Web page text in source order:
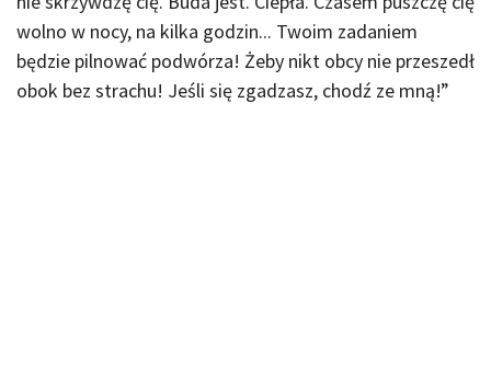
wolno w nocy, na kilka godzin... Twoim zadaniem
będzie pilnować podwórza! Żeby nikt obcy nie przeszedł
obok bez strachu! Jeśli się zgadzasz, chodź ze mną!”